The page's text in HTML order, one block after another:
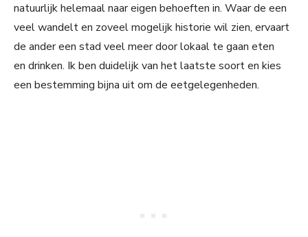
natuurlijk helemaal naar eigen behoeften in. Waar de een
veel wandelt en zoveel mogelijk historie wil zien, ervaart
de ander een stad veel meer door lokaal te gaan eten
en drinken. Ik ben duidelijk van het laatste soort en kies
een bestemming bijna uit om de eetgelegenheden.